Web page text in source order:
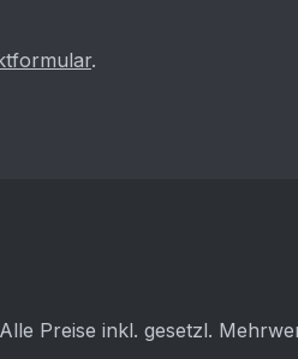
.
Alle Preise inkl. gesetzl.